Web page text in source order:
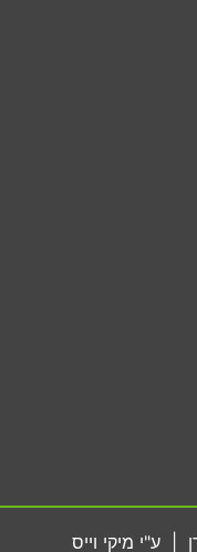
| ע"י מיקי וייס